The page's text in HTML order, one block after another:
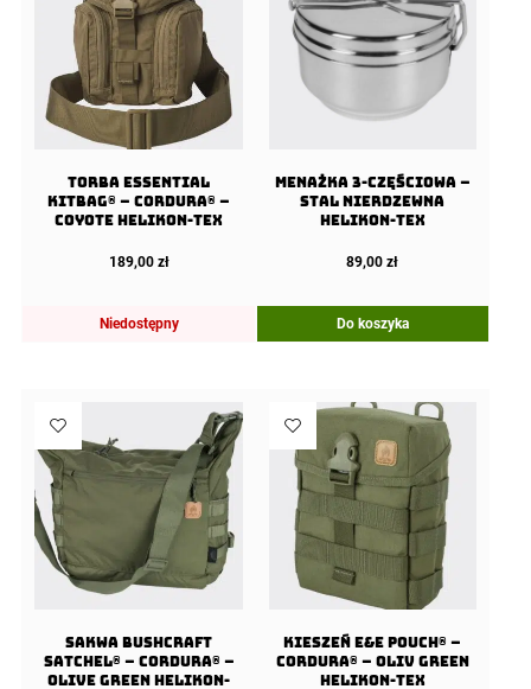
Torba ESSENTIAL
KITBAG® – Cordura® –
Coyote Helikon-Tex
189,00 zł
Niedostępny
Menażka 3-częściowa –
Stal Nierdzewna
Helikon-Tex
89,00zł
Do koszyka
Sakwa BUSHCRAFT
SATCHEL® – Cordura® –
Olive Green Helikon-
Kieszeń E&E Pouch® –
Cordura® – Oliv Green
Helikon-Tex